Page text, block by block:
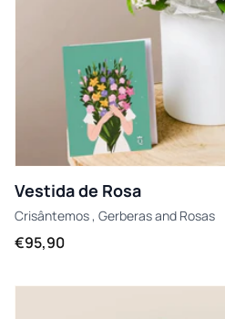
Vestida de Rosa
Crisântemos, Gerberasand Rosas
€95,90